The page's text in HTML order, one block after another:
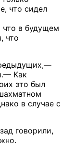
что сидел
что в будущем
что
Как
это был
в случае с
говорили,